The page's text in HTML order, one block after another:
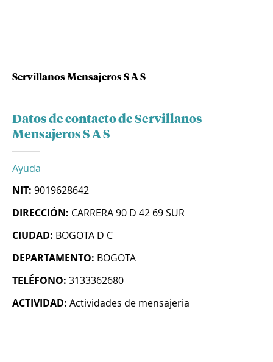
Servillanos Mensajeros S A S
Datos de contacto de Servillanos
Mensajeros S A S
Ayuda
NIT: 9019628642
DIRECCIÓN: CARRERA 90 D 42 69 SUR
CIUDAD: BOGOTA D C
DEPARTAMENTO: BOGOTA
TELÉFONO: 3133362680
ACTIVIDAD: Actividades de mensajeria